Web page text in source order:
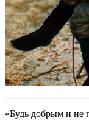
«Будь добрым и не